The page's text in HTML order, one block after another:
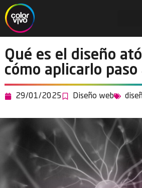
Qué es el diseño
cómo aplicarlo paso
29/01/2025 Diseño web